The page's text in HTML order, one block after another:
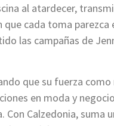
al atardecer,
que cada toma
las campañas de
que su fuerza
en moda y
Calzedonia, suma